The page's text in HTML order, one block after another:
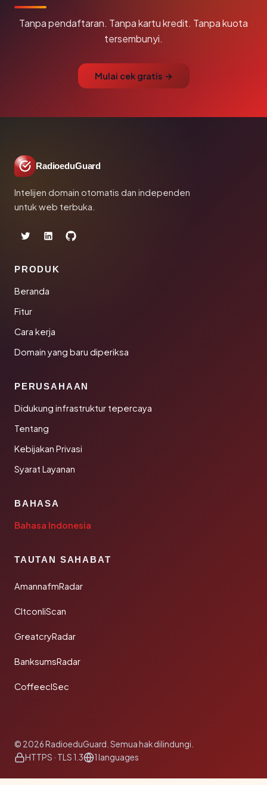
Tanpa pendaftaran. Tanpa kartu kredit. Tanpa kuota
tersembunyi.
Mulai cek gratis →
RadioeduGuard
Intelijen domain otomatis dan independen
untuk web terbuka.
PRODUK
Beranda
Fitur
Cara kerja
Domain yang baru diperiksa
PERUSAHAAN
Didukung infrastruktur tepercaya
Tentang
Kebijakan Privasi
Syarat Layanan
BAHASA
Bahasa Indonesia
TAUTAN SAHABAT
AmannafmRadar
CltconliScan
GreatcryRadar
BanksumsRadar
CoffeeclSec
© 2026 RadioeduGuard. Semua hak dilindungi.
HTTPS · TLS 1.3
1 languages